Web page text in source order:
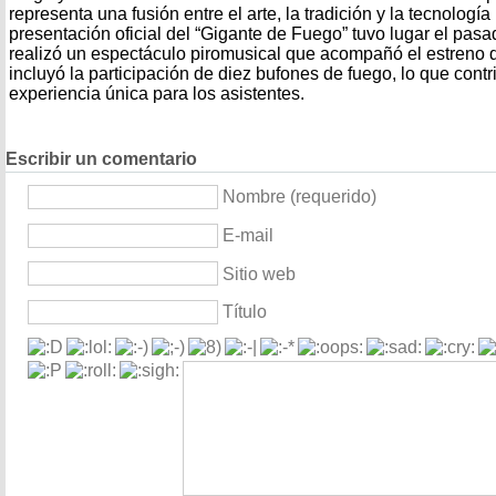
representa una fusión entre el arte, la tradición y la
presentación oficial del “Gigante de Fuego” tuvo lugar el
realizó un espectáculo piromusical que acompañó el estreno
incluyó la participación de diez bufones de fuego, lo que
experiencia única para los asistentes.
Escribir un comentario
Nombre (requerido)
E-mail
Sitio web
Título